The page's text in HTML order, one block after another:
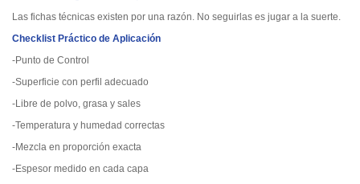
Las fichas técnicas existen por una razón. No seguirlas es jugar a la suerte.
Checklist Práctico de Aplicación
-Punto de Control
-Superficie con perfil adecuado
-Libre de polvo, grasa y sales
-Temperatura y humedad correctas
-Mezcla en proporción exacta
-Espesor medido en cada capa